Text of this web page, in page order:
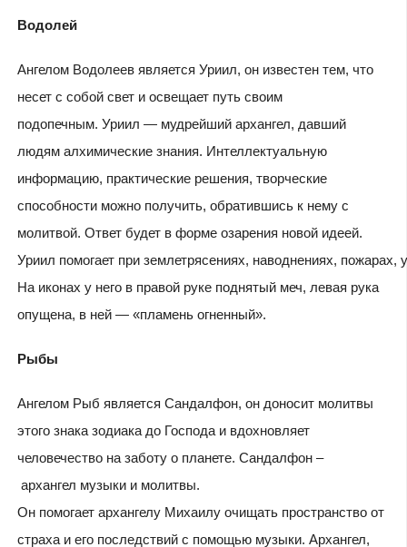
Водолей
Ангелом Водолеев является Уриил, он известен тем, что
несет с собой свет и освещает путь своим
подопечным. Уриил — мудрейший архангел, давший
людям алхимические знания. Интеллектуальную
информацию, практические решения, творческие
способности можно получить, обратившись к нему с
молитвой. Ответ будет в форме озарения новой идеей.
Уриил помогает при землетрясениях, наводнениях, пожарах,
На иконах у него в правой руке поднятый меч, левая рука
опущена, в ней — «пламень огненный».
Рыбы
Ангелом Рыб является Сандалфон, он доносит молитвы
этого знака зодиака до Господа и вдохновляет
человечество на заботу о планете. Сандалфон –
архангел музыки и молитвы.
Он помогает архангелу Михаилу очищать пространство от
страха и его последствий с помощью музыки. Архангел,